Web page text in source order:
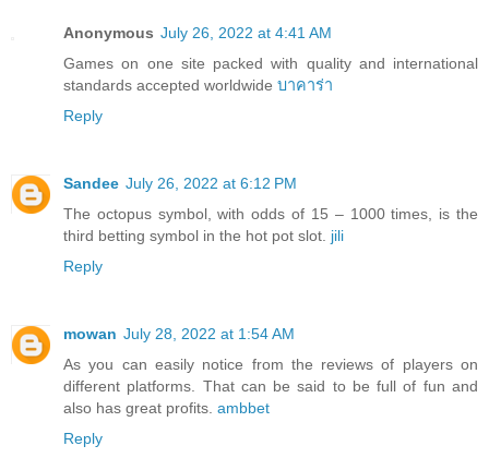
Anonymous July 26, 2022 at 4:41 AM
Games on one site packed with quality and international
standards accepted worldwide บาคาร่า
Reply
Sandee July 26, 2022 at 6:12 PM
The octopus symbol, with odds of 15 – 1000 times, is the
third betting symbol in the hot pot slot. jili
Reply
mowan July 28, 2022 at 1:54 AM
As you can easily notice from the reviews of players on
different platforms. That can be said to be full of fun and
also has great profits. ambbet
Reply